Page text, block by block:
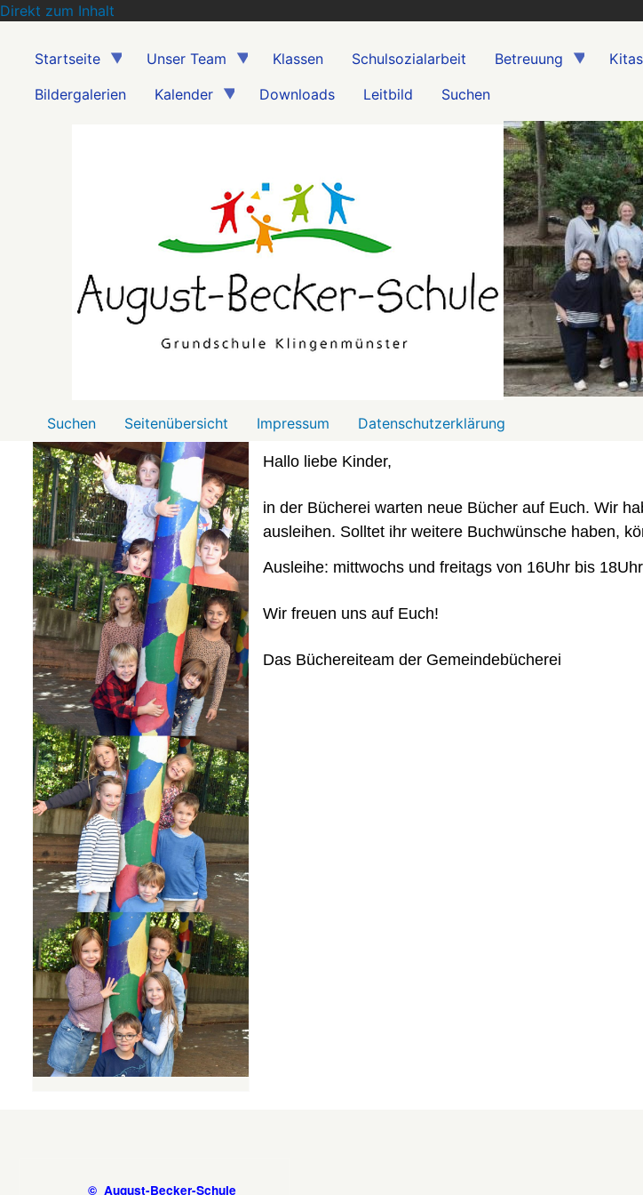
Direkt zum Inhalt
Startseite Unser Team Klassen Schulsozialarbeit Betreuung Kitas
Bildergalerien
Kalender Downloads Leitbild Suchen
Menü2
Suchen Seitenübersicht Impressum Datenschutzerklärung
Hallo liebe Kinder,
in der Bücherei warten neue Bücher auf Euch. Wir
ausleihen. Solltet ihr weitere Buchwünsche haben,
Ausleihe: mittwochs und freitags von 16Uhr bis
Wir freuen uns auf Euch!
Das Büchereiteam der Gemeindebücherei
© August-Becker-Schule